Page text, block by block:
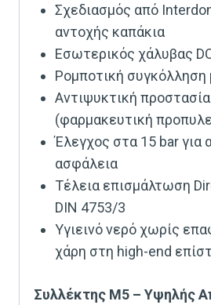
Σχεδιασμός από
αντοχής καπάκια
Εσωτερικός χάλυβας
Ρομποτική συγκόλληση
Αντιψυκτική
(φαρμακευτική
Έλεγχος στα 15 bar για
ασφάλεια
Τέλεια επισμάλτωση
DIN 4753/3
Υγιεινό νερό χωρίς
χάρη στη high-end
Συλλέκτης M5 – Υψηλής